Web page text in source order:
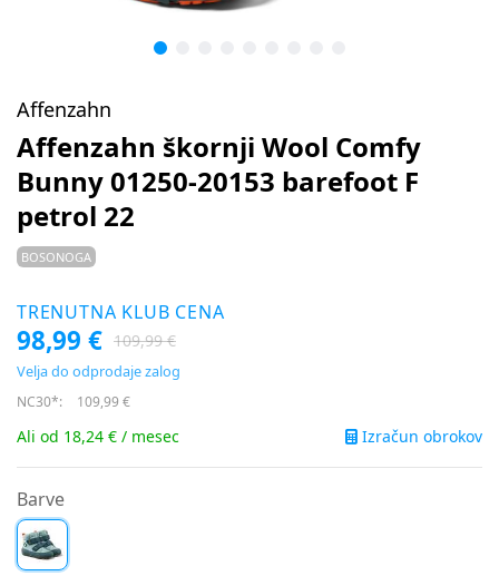
Affenzahn
Affenzahn škornji Wool Comfy
Bunny 01250-20153 barefoot F
petrol 22
BOSONOGA
TRENUTNA KLUB CENA
98,99 € 109,99 €
Velja do odprodaje zalog
NC30*: 109,99 €
Ali od 18,24 € / mesec Izračun obrokov
Barve